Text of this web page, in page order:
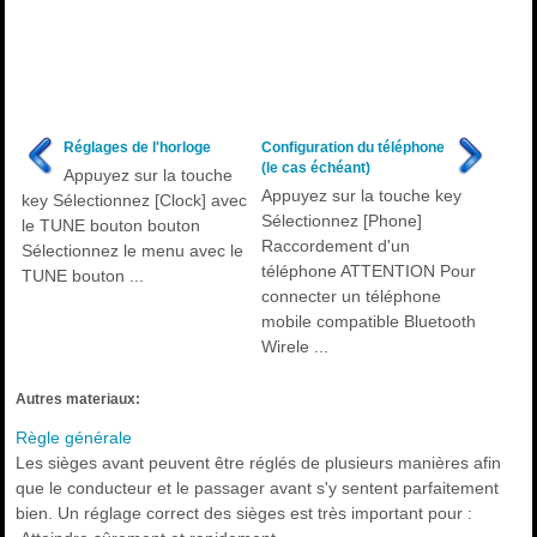
Réglages de l'horloge
Appuyez sur la touche
key Sélectionnez [Clock] avec
le TUNE bouton bouton
Sélectionnez le menu avec le
TUNE bouton ...
Configuration du téléphone
(le cas échéant)
Appuyez sur la touche key
Sélectionnez [Phone]
Raccordement d'un
téléphone ATTENTION Pour
connecter un téléphone
mobile compatible Bluetooth
Wirele ...
Autres materiaux:
Règle générale
Les sièges avant peuvent être réglés de plusieurs manières afin
que le conducteur et le passager avant s'y sentent parfaitement
bien. Un réglage correct des sièges est très important pour :